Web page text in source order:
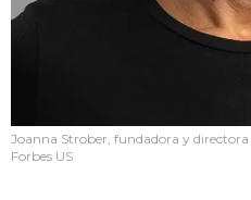
Joanna Strober, fundadora y
Forbes US